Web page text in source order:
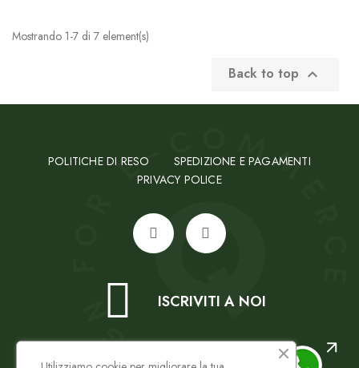
Mostrando 1-7 di 7 element(s)
Back to top 
POLITICHE DI RESO
SPEDIZIONE E PAGAMENTI
PRIVACY POLICE
ISCRIVITI A NOI